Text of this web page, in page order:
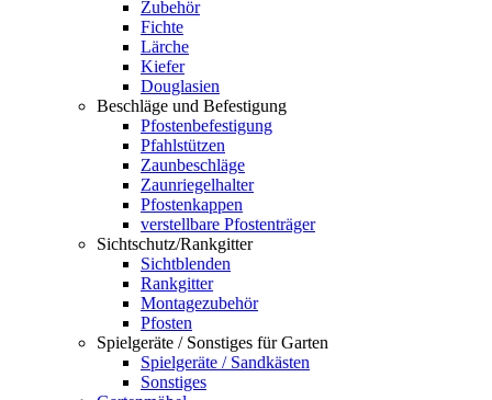
Zubehör
Fichte
Lärche
Kiefer
Douglasien
Beschläge und Befestigung
Pfostenbefestigung
Pfahlstützen
Zaunbeschläge
Zaunriegelhalter
Pfostenkappen
verstellbare Pfostenträger
Sichtschutz/Rankgitter
Sichtblenden
Rankgitter
Montagezubehör
Pfosten
Spielgeräte / Sonstiges für Garten
Spielgeräte / Sandkästen
Sonstiges